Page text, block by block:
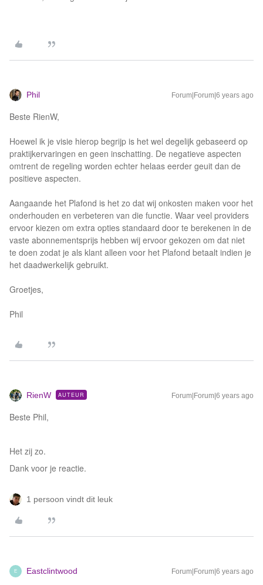
Phil Forum|Forum|6 years ago
Beste RienW,
Hoewel ik je visie hierop begrijp is het wel degelijk gebaseerd op
praktijkervaringen en geen inschatting. De negatieve aspecten
omtrent de regeling worden echter helaas eerder geuit dan de
positieve aspecten.
Aangaande het Plafond is het zo dat wij onkosten maken voor het
onderhouden en verbeteren van die functie. Waar veel providers
ervoor kiezen om extra opties standaard door te berekenen in de
vaste abonnementsprijs hebben wij ervoor gekozen om dat niet
te doen zodat je als klant alleen voor het Plafond betaalt indien je
het daadwerkelijk gebruikt.
Groetjes,
Phil
RienW AUTEUR Forum|Forum|6 years ago
Beste Phil,
Het zij zo.
Dank voor je reactie.
1 persoon vindt dit leuk
E Eastclintwood Forum|Forum|6 years ago